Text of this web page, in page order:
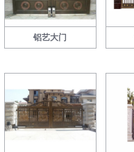
铝艺大门